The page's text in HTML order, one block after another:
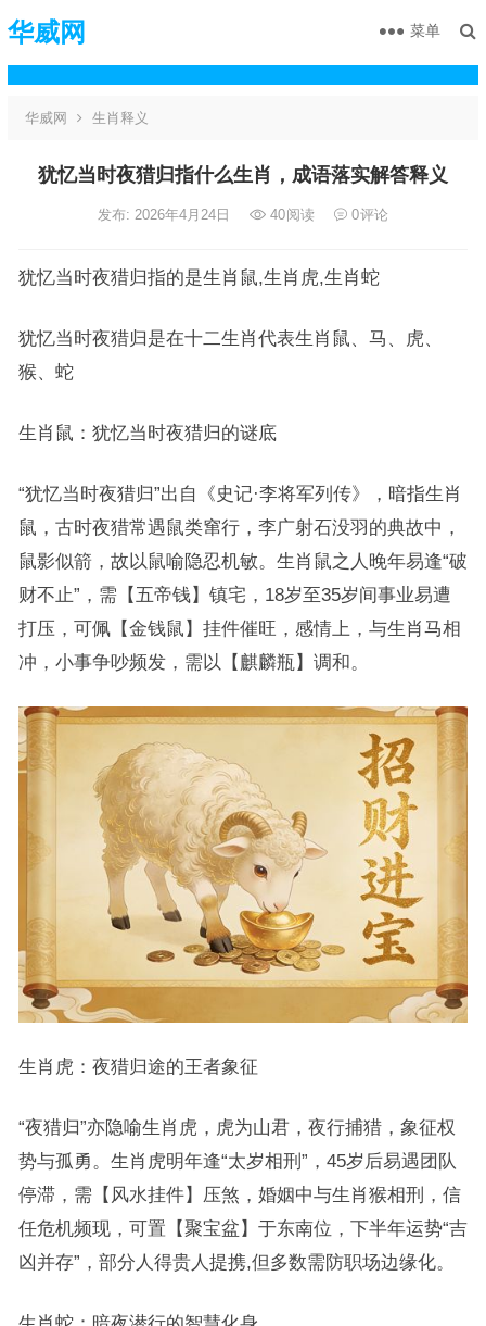
华威网 菜单
华威网 生肖释义
犹忆当时夜猎归指什么生肖，成语落实解答释义
发布: 2026年4月24日 40阅读 0评论
犹忆当时夜猎归指的是生肖鼠,生肖虎,生肖蛇
犹忆当时夜猎归是在十二生肖代表生肖鼠、马、虎、
猴、蛇
生肖鼠：犹忆当时夜猎归的谜底
“犹忆当时夜猎归”出自《史记·李将军列传》，暗指生肖
鼠，古时夜猎常遇鼠类窜行，李广射石没羽的典故中，
鼠影似箭，故以鼠喻隐忍机敏。生肖鼠之人晚年易逢“破
财不止”，需【五帝钱】镇宅，18岁至35岁间事业易遭
打压，可佩【金钱鼠】挂件催旺，感情上，与生肖马相
冲，小事争吵频发，需以【麒麟瓶】调和。
生肖虎：夜猎归途的王者象征
“夜猎归”亦隐喻生肖虎，虎为山君，夜行捕猎，象征权
势与孤勇。生肖虎明年逢“太岁相刑”，45岁后易遇团队
停滞，需【风水挂件】压煞，婚姻中与生肖猴相刑，信
任危机频现，可置【聚宝盆】于东南位，下半年运势“吉
凶并存”，部分人得贵人提携,但多数需防职场边缘化。